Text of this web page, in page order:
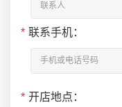
* 联系手机：
* 开店地点：